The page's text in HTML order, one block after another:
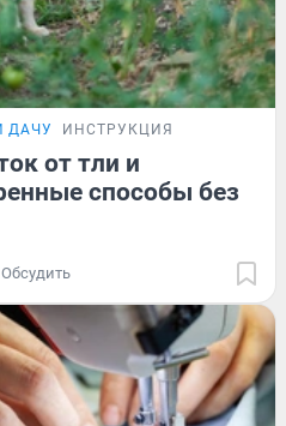
ДАЧУ ИНСТРУКЦИЯ
от тли и
способы без
Обсудить